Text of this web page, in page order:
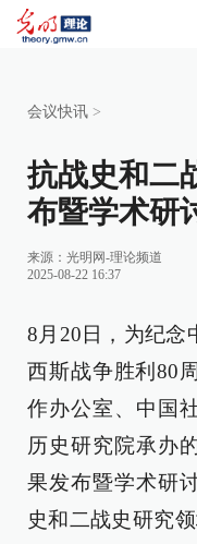
会议快讯 >
抗战史和二
布暨学术研
来源： 光明网-理论频道
2025-08-22 16:37
8月20日，为纪念
西斯战争胜利80
作办公室、中国
历史研究院承办
果发布暨学术研
史和二战史研究